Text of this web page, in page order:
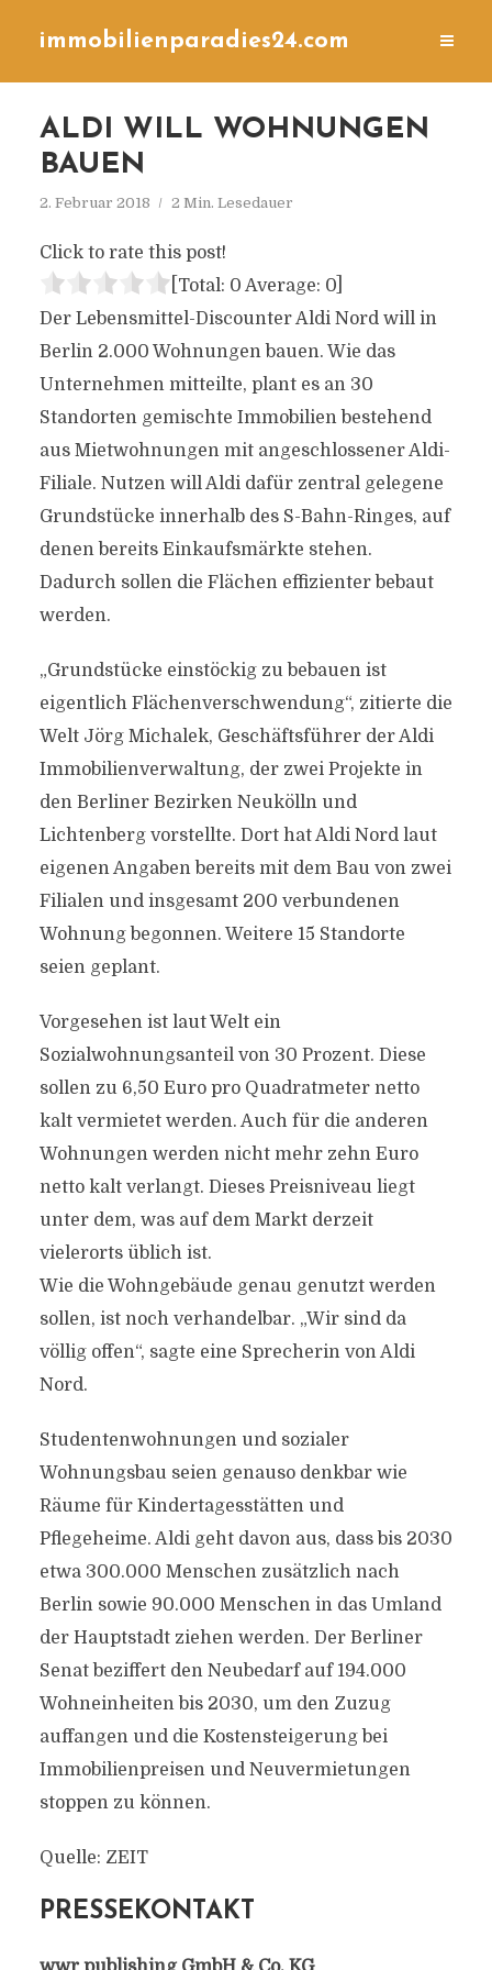
immobilienparadies24.com
ALDI WILL WOHNUNGEN
BAUEN
2. Februar 2018 2 Min. Lesedauer
Click to rate this post!
[Total: 0 Average: 0]
Der Lebensmittel-Discounter Aldi Nord will in
Berlin 2.000 Wohnungen bauen. Wie das
Unternehmen mitteilte, plant es an 30
Standorten gemischte Immobilien bestehend
aus Mietwohnungen mit angeschlossener Aldi-
Filiale. Nutzen will Aldi dafür zentral gelegene
Grundstücke innerhalb des S-Bahn-Ringes, auf
denen bereits Einkaufsmärkte stehen.
Dadurch sollen die Flächen effizienter bebaut
werden.
„Grundstücke einstöckig zu bebauen ist
eigentlich Flächenverschwendung“, zitierte die
Welt Jörg Michalek, Geschäftsführer der Aldi
Immobilienverwaltung, der zwei Projekte in
den Berliner Bezirken Neukölln und
Lichtenberg vorstellte. Dort hat Aldi Nord laut
eigenen Angaben bereits mit dem Bau von zwei
Filialen und insgesamt 200 verbundenen
Wohnung begonnen. Weitere 15 Standorte
seien geplant.
Vorgesehen ist laut Welt ein
Sozialwohnungsanteil von 30 Prozent. Diese
sollen zu 6,50 Euro pro Quadratmeter netto
kalt vermietet werden. Auch für die anderen
Wohnungen werden nicht mehr zehn Euro
netto kalt verlangt. Dieses Preisniveau liegt
unter dem, was auf dem Markt derzeit
vielerorts üblich ist.
Wie die Wohngebäude genau genutzt werden
sollen, ist noch verhandelbar. „Wir sind da
völlig offen“, sagte eine Sprecherin von Aldi
Nord.
Studentenwohnungen und sozialer
Wohnungsbau seien genauso denkbar wie
Räume für Kindertagesstätten und
Pflegeheime. Aldi geht davon aus, dass bis 2030
etwa 300.000 Menschen zusätzlich nach
Berlin sowie 90.000 Menschen in das Umland
der Hauptstadt ziehen werden. Der Berliner
Senat beziffert den Neubedarf auf 194.000
Wohneinheiten bis 2030, um den Zuzug
auffangen und die Kostensteigerung bei
Immobilienpreisen und Neuvermietungen
stoppen zu können.
Quelle: ZEIT
PRESSEKONTAKT